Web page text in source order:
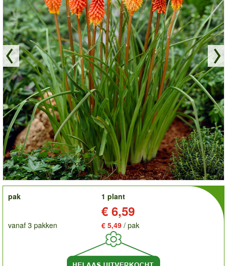
order
pak
1 plant
€ 6,59
vanaf 3 pakken € 5,49 / pak